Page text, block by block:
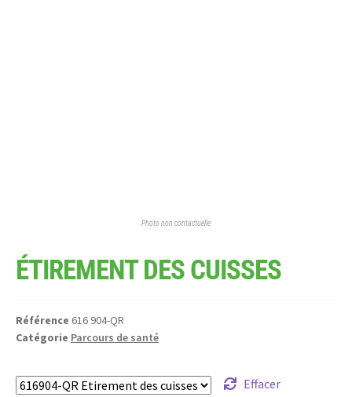
Photo non contactuelle
ÉTIREMENT DES CUISSES
Référence 616 904-QR
Catégorie Parcours de santé
Effacer